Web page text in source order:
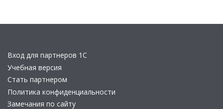
Вход для партнеров 1С
Учебная версия
Стать партнером
Политика конфиденциальности
Замечания по сайту